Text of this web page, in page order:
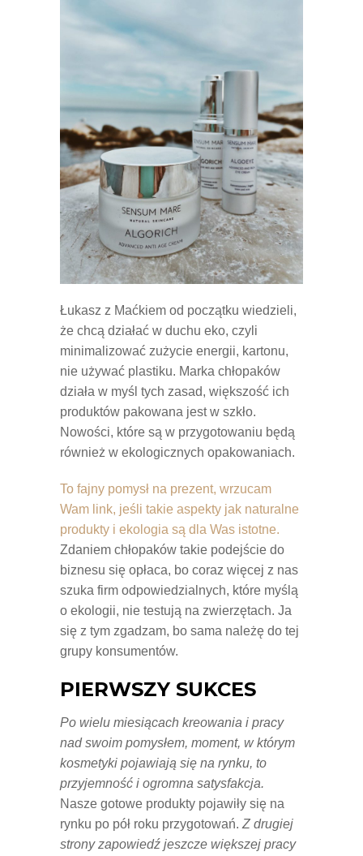
Łukasz z Maćkiem od początku wiedzieli,
że chcą działać w duchu eko, czyli
minimalizować zużycie energii, kartonu,
nie używać plastiku. Marka chłopaków
działa w myśl tych zasad, większość ich
produktów pakowana jest w szkło.
Nowości, które są w przygotowaniu będą
również w ekologicznych opakowaniach.
To fajny pomysł na prezent, wrzucam
Wam link, jeśli takie aspekty jak naturalne
produkty i ekologia są dla Was istotne.
Zdaniem chłopaków takie podejście do
biznesu się opłaca, bo coraz więcej z nas
szuka firm odpowiedzialnych, które myślą
o ekologii, nie testują na zwierzętach. Ja
się z tym zgadzam, bo sama należę do tej
grupy konsumentów.
PIERWSZY SUKCES
Po wielu miesiącach kreowania i pracy
nad swoim pomysłem, moment, w którym
kosmetyki pojawiają się na rynku, to
przyjemność i ogromna satysfakcja.
Nasze gotowe produkty pojawiły się na
rynku po pół roku przygotowań. Z drugiej
strony zapowiedź jeszcze większej pracy